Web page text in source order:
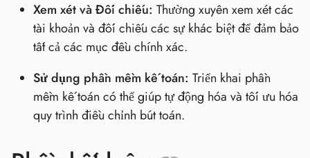
Xem xét và Đối chiếu: Thường xuyên xem xét các
tài khoản và đối chiếu các sự khác biệt để đảm bảo
tất cả các mục đều chính xác.
Sử dụng phần mềm kế toán: Triển khai phần
mềm kế toán có thể giúp tự động hóa và tối ưu hóa
quy trình điều chỉnh bút toán.